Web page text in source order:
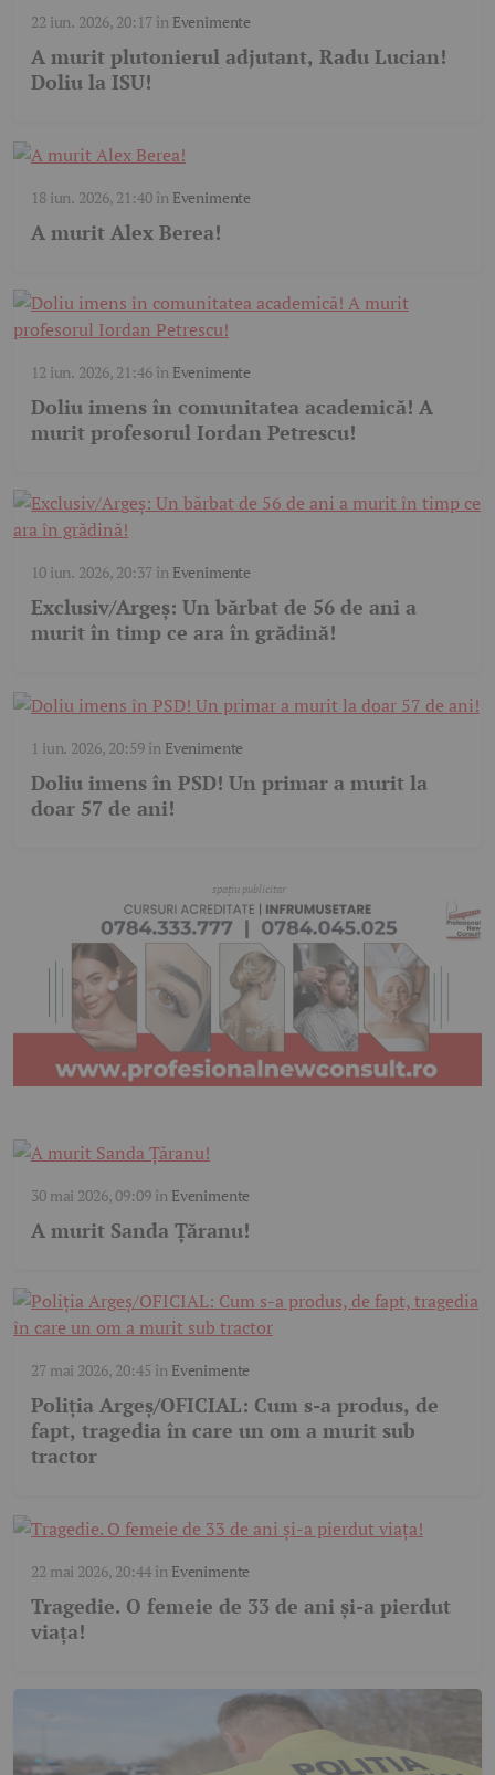
22 iun. 2026, 20:17în Evenimente
A murit plutonierul adjutant, Radu Lucian!
Doliu la ISU!
18 iun. 2026, 21:40în Evenimente
A murit Alex Berea!
12 iun. 2026, 21:46în Evenimente
Doliu imens în comunitatea academică! A
murit profesorul Iordan Petrescu!
10 iun. 2026, 20:37în Evenimente
Exclusiv/Argeș: Un bărbat de 56 de ani a
murit în timp ce ara în grădină!
1 iun. 2026, 20:59în Evenimente
Doliu imens în PSD! Un primar a murit la
doar 57 de ani!
30 mai 2026, 09:09în Evenimente
A murit Sanda Țăranu!
27 mai 2026, 20:45 în Evenimente
Poliția Argeș/OFICIAL: Cum s-a produs, de
fapt, tragedia în care un om a murit sub
tractor
22 mai 2026, 20:44în Evenimente
Tragedie. O femeie de 33 de ani și-a pierdut
viața!